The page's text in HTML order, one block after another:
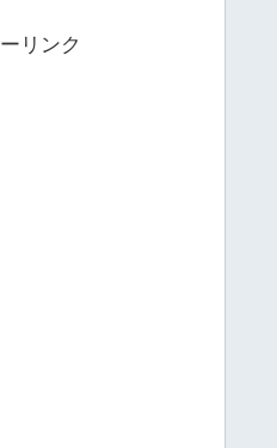
リンク